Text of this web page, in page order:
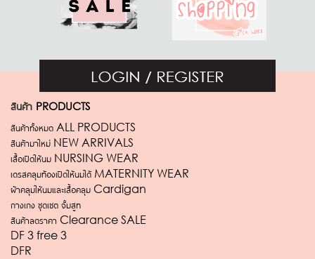
สินค้า PRODUCTS
สินค้าทั้งหมด ALL PRODUCTS
สินค้ามาใหม่ NEW ARRIVALS
เสื้อเปิดให้นม NURSING WEAR
เดรสคลุมท้องเปิดให้นมได้ MATERNITY WEAR
ผ้าคลุมให้นมและเสื้อคลุม Cardigan
กางเกง ชุดเซต จั้มสูท
สินค้าลดราคา Clearance SALE
DF 3 free 3
DFR